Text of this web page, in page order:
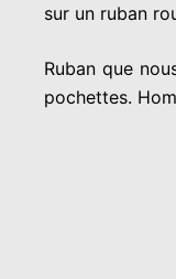
sur un ruban
Ruban que
pochettes.